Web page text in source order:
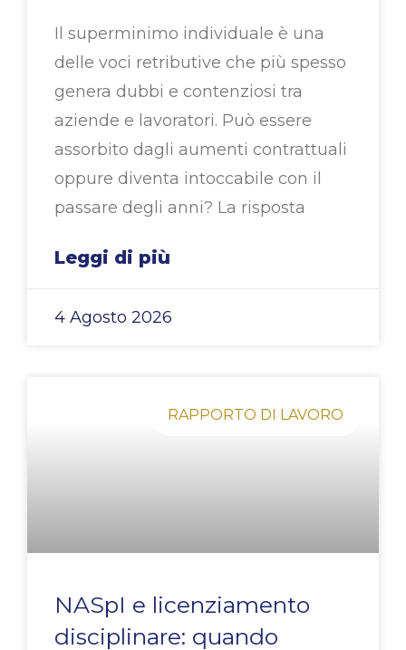
Il superminimo individuale è una
delle voci retributive che più spesso
genera dubbi e contenziosi tra
aziende e lavoratori. Può essere
assorbito dagli aumenti contrattuali
oppure diventa intoccabile con il
passare degli anni? La risposta
Leggi di più
4 Agosto 2026
RAPPORTO DI LAVORO
NASpI e licenziamento
disciplinare: quando